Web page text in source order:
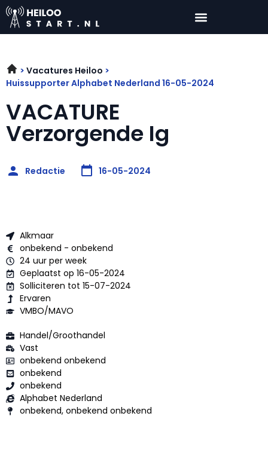
Vacatures Heiloo
Huissupporter Alphabet Nederland 16-05-2024
VACATURE
Verzorgende Ig
Redactie 16-05-2024
Alkmaar
onbekend - onbekend
24 uur per week
Geplaatst op 16-05-2024
Solliciteren tot 15-07-2024
Ervaren
VMBO/MAVO
Handel/Groothandel
Vast
onbekend onbekend
onbekend
onbekend
Alphabet Nederland
onbekend, onbekend onbekend